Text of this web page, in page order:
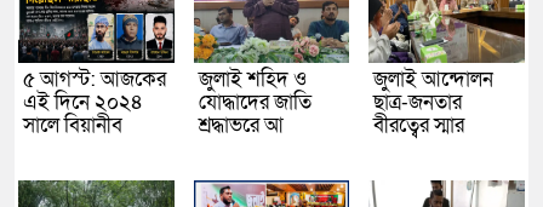
৫ আগস্ট: আজকের
এই দিনে ২০২৪
সালে বিয়ানীব
জুলাই শহিদ ও
যোদ্ধাদের জাতি
শ্রদ্ধাভরে আ
জুলাই আন্দোলন
ছাত্র-জনতার
বীরত্বের স্মার